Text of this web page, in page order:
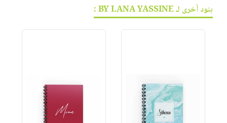
بنود أخرى لـ BY LANA YASSINE :